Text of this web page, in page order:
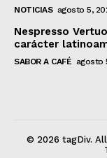
NOTICIAS agosto 5,
Nespresso
carácter
SABOR A CAFÉ agosto
© 2026 tagDiv. All